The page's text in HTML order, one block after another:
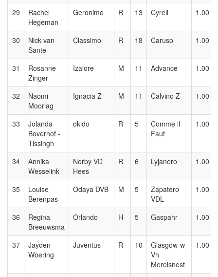
29
Rachel
Hegeman
Geronimo R 13 Cyrell 1.00
30
Nick van
Sante
Classimo R 18 Caruso 1.00
31
Rosanne
Zinger
Izalore M 11 Advance 1.00
32
Naomi
Moorlag
Ignacia Z M 11 Calvino Z 1.00
33
Jolanda
Boverhof -
Tissingh
okido R 5
Comme il
Faut
1.00
34
Annika
Wesselink
Norby VD
Hees
R 6 Lyjanero 1.00
35
Louise
Berenpas
Odaya DVB M 5
Zapatero
VDL
1.00
36
Regina
Breeuwsma
Orlando H 5 Gaspahr 1.00
37
Jayden
Woering
Juventus R 10
Glasgow-w
Vh
Merelsnest
1.00